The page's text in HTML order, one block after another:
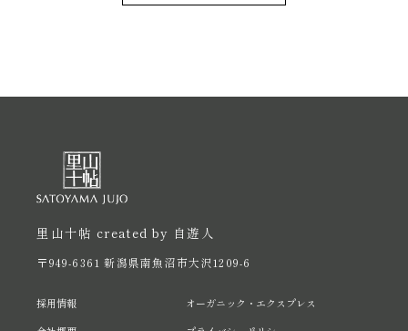
里山十帖 created by 自遊人
〒949-6361 新潟県南魚沼市大沢1209-6
採用情報
オーガニック・エクスプレス